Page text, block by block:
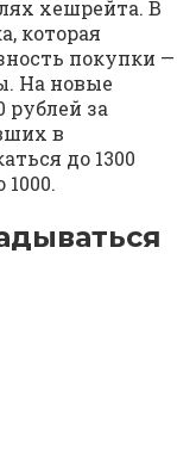
хешрейта. В
которая
покупки —
На новые
рублей за
в
до 1300